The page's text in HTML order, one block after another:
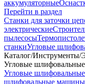
аккумуляторные
Перейти в раздел
Станки для заточки
электрические
пылесосы
станкиУгловые
Каталог/Инструменты/
Угловые
Угловые
шлифовальные машины